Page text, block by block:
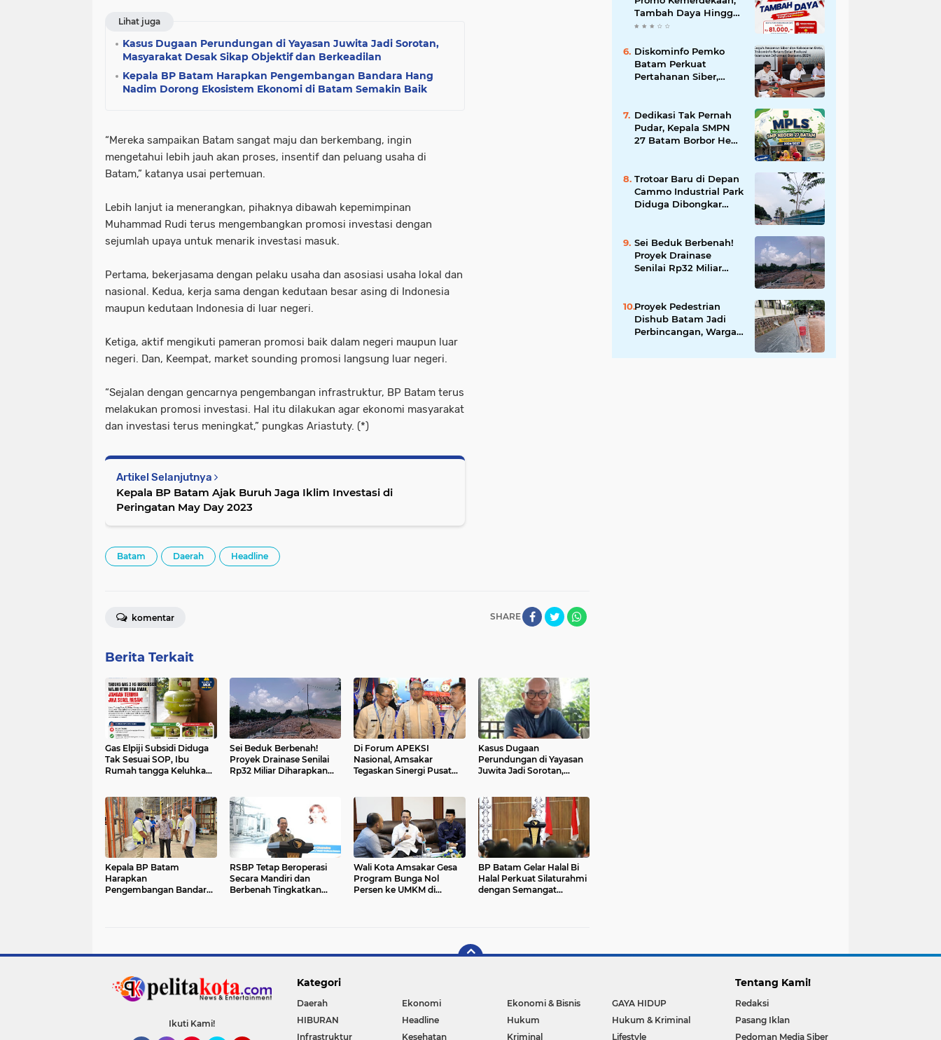
Lihat juga
Kasus Dugaan Perundungan di Yayasan Juwita Jadi Sorotan,
Masyarakat Desak Sikap Objektif dan Berkeadilan
Kepala BP Batam Harapkan Pengembangan Bandara Hang
Nadim Dorong Ekosistem Ekonomi di Batam Semakin Baik
“Mereka sampaikan Batam sangat maju dan berkembang, ingin
mengetahui lebih jauh akan proses, insentif dan peluang usaha di
Batam,” katanya usai pertemuan.
Lebih lanjut ia menerangkan, pihaknya dibawah kepemimpinan
Muhammad Rudi terus mengembangkan promosi investasi dengan
sejumlah upaya untuk menarik investasi masuk.
Pertama, bekerjasama dengan pelaku usaha dan asosiasi usaha lokal dan
nasional. Kedua, kerja sama dengan kedutaan besar asing di Indonesia
maupun kedutaan Indonesia di luar negeri.
Ketiga, aktif mengikuti pameran promosi baik dalam negeri maupun luar
negeri. Dan, Keempat, market sounding promosi langsung luar negeri.
“Sejalan dengan gencarnya pengembangan infrastruktur, BP Batam terus
melakukan promosi investasi. Hal itu dilakukan agar ekonomi masyarakat
dan investasi terus meningkat,” pungkas Ariastuty. (*)
Artikel Selanjutnya
Kepala BP Batam Ajak Buruh Jaga Iklim Investasi di
Peringatan May Day 2023
Batam Daerah Headline
SHARE
komentar
Berita Terkait
Gas Elpiji Subsidi Diduga
Tak Sesuai SOP, Ibu
Rumah tangga Keluhkan
Sei Beduk Berbenah!
Proyek Drainase Senilai
Rp32 Miliar Diharapkan
Di Forum APEKSI
Nasional, Amsakar
Tegaskan Sinergi Pusat
Kasus Dugaan
Perundungan di Yayasan
Juwita Jadi Sorotan,
Kepala BP Batam
Harapkan
Pengembangan Bandara
RSBP Tetap Beroperasi
Secara Mandiri dan
Berbenah Tingkatkan
Wali Kota Amsakar Gesa
Program Bunga Nol
Persen ke UMKM di
BP Batam Gelar Halal Bi
Halal Perkuat Silaturahmi
dengan Semangat
Tambah Daya Hingga
11.000 VA Hanya Rp81
Diskominfo Pemko
Batam Perkuat
Pertahanan Siber,
Informasi Pemerintah
Dedikasi Tak Pernah
Pudar, Kepala SMPN
27 Batam Borbor Hehe
Murid
Trotoar Baru di Depan
Cammo Industrial Park
Diduga Dibongkar
Sei Beduk Berbenah!
Proyek Drainase
Senilai Rp32 Miliar
Proyek Pedestrian
Dishub Batam Jadi
Perbincangan, Warga
Ikuti Kami!
Kategori
Daerah Ekonomi Ekonomi & Bisnis
GAYA HIDUP
HIBURAN
Headline Hukum
Hukum & Kriminal
Infrastruktur
Kesehatan Kriminal Lifestyle
Tentang Kami!
Redaksi
Pasang Iklan
Pedoman Media Siber